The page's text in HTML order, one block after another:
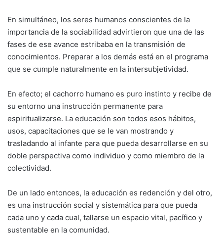
En simultáneo, los seres humanos conscientes de la
importancia de la sociabilidad advirtieron que una de las
fases de ese avance estribaba en la transmisión de
conocimientos. Preparar a los demás está en el programa
que se cumple naturalmente en la intersubjetividad.
En efecto; el cachorro humano es puro instinto y recibe de
su entorno una instrucción permanente para
espiritualizarse. La educación son todos esos hábitos,
usos, capacitaciones que se le van mostrando y
trasladando al infante para que pueda desarrollarse en su
doble perspectiva como individuo y como miembro de la
colectividad.
De un lado entonces, la educación es redención y del otro,
es una instrucción social y sistemática para que pueda
cada uno y cada cual, tallarse un espacio vital, pacífico y
sustentable en la comunidad.